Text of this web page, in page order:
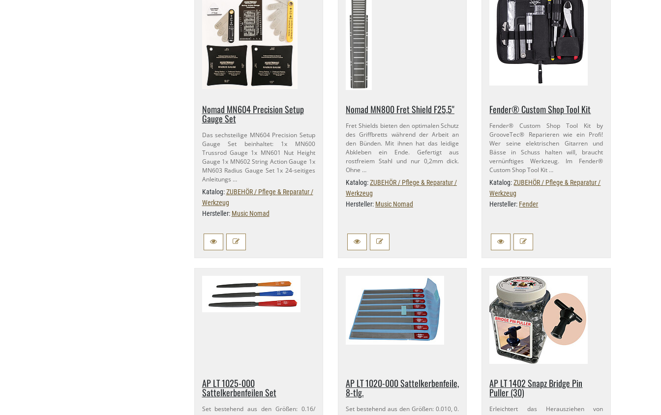
Nomad MN604 Precision Setup
Gauge Set
Das sechsteilige MN604 Precision Setup
Gauge Set beinhaltet: 1x MN600
Trussrod Gauge 1x MN601 Nut Height
Gauge 1x MN602 String Action Gauge 1x
MN603 Radius Gauge Set 1x 24-​seitiges
Anleitungs …
Katalog:ZUBEHÖR / Pflege & Reparatur /
Werkzeug
Hersteller: Music Nomad
Nomad MN800 Fret Shield F25,​5"
Fret Shields bieten den optimalen Schutz
des Griffbretts während der Arbeit an
den Bünden. Mit ihnen hat das leidige
Abkleben ein Ende. Gefertigt aus
rostfreiem Stahl und nur 0,​2mm dick.
Ohne …
Katalog:ZUBEHÖR / Pflege & Reparatur /
Werkzeug
Hersteller: Music Nomad
Fender® Custom Shop Tool Kit
Fender® Custom Shop Tool Kit by
GrooveTec® Reparieren wie ein Profi!
Wer seine elektrischen Gitarren und
Bässe in Schuss halten will, braucht
vernünftiges Werkzeug. Im Fender®
Custom Shop Tool Kit …
Katalog:ZUBEHÖR / Pflege & Reparatur /
Werkzeug
Hersteller: Fender
AP LT 1025-​000
Sattelkerbenfeilen Set
Set bestehend aus den Größen: 0.​16/​
AP LT 1020-​000 Sattelkerbenfeile,
8-​tlg.
Set bestehend aus den Größen: 0.​010, 0.​
AP LT 1402 Snapz Bridge Pin
Puller (30)
Erleichtert das Herausziehen von